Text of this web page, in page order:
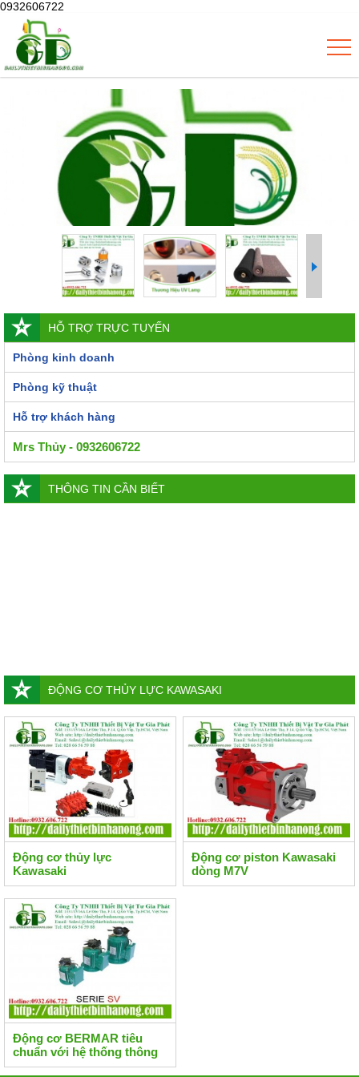
0932606722
HỖ TRỢ TRỰC TUYẾN
Phòng kinh doanh
Phòng kỹ thuật
Hỗ trợ khách hàng
Mrs Thủy - 0932606722
THÔNG TIN CẦN BIẾT
ĐỘNG CƠ THỦY LỰC KAWASAKI
Động cơ thủy lực
Kawasaki
Động cơ piston Kawasaki
dòng M7V
Động cơ BERMAR tiêu
chuẩn với hệ thống thông
gió (IC416).